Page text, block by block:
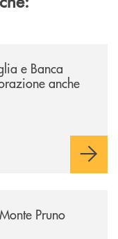
e Banca
anche
Pruno